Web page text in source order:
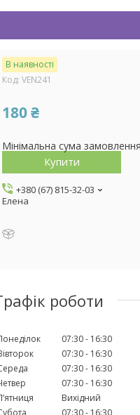
В наявності
Код: VEN241
180 ₴
Мінімальна сума
Купити
+380 (67) 815-32-03
Елена
роботи
07:30
16:30
07:30
16:30
07:30
16:30
07:30
16:30
Вихідний
07:30
16:30